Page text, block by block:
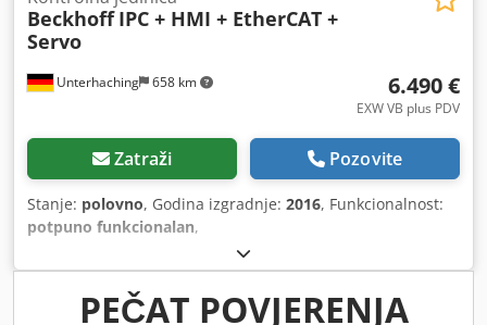
Unterhaching 658 km
Beckhoff IPC + HMI + EtherCAT +
Servo
6.490 €
EXW VB plus PDV
Zatraži Pozovite
Stanje: polovno, Godina izgradnje: 2016, Funkcionalnost:
potpuno funkcionalan,
PEČAT POVJERENJA